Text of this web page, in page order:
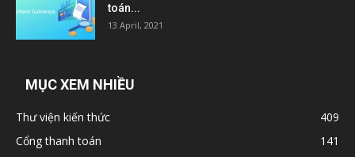
toán...
13 April, 2021
MỤC XEM NHIỀU
Thư viện kiến thức
409
Cổng thanh toán
141